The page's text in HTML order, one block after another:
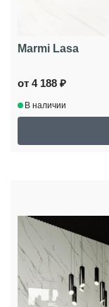
Marmi Lasa
от 4 188 ₽
В наличии